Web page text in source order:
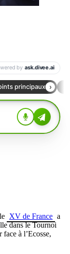
XV de France a
dans le Tournoi
à l’Ecosse,